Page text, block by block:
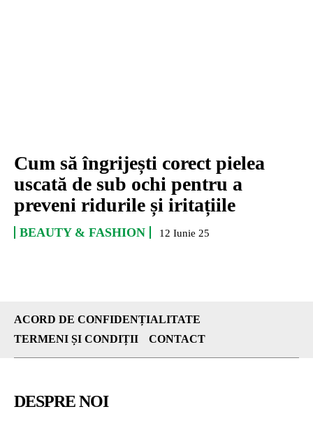
Cum să îngrijești corect pielea
uscată de sub ochi pentru a
preveni ridurile și iritațiile
BEAUTY & FASHION 12 Iunie 25
ACORD DE CONFIDENȚIALITATE
TERMENI ȘI CONDIȚII
CONTACT
DESPRE NOI